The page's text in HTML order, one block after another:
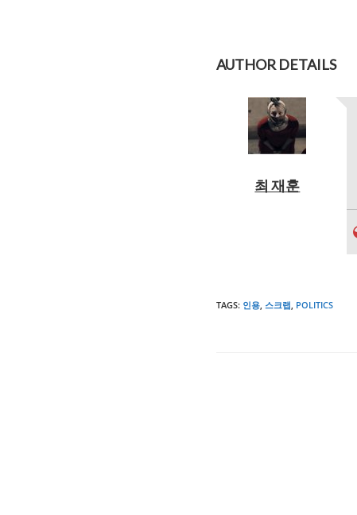
AUTHOR DETAILS
최 재훈
TAGS: 인용, 스크랩, POLITICS